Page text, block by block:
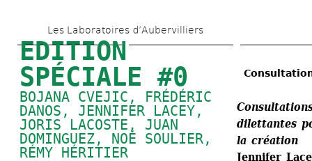
au
contenu
principal
Les Laboratoires d’Aubervilliers
EDITION
SPÉCIALE #0
BOJANA CVEJIC , FRÉDÉRIC
DANOS , JENNIFER LACEY,
JORIS LACOSTE , JUAN
DOMINGUEZ, NOÉ SOULIER,
RÉMY HÉRITIER
dilettantes
la création
Jennifer